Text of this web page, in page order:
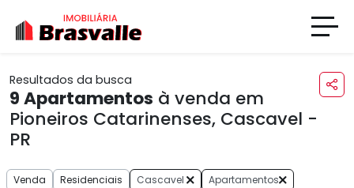
Resultados da busca
9Apartamentos à venda em
Pioneiros Catarinenses, Cascavel -
PR
Venda Residenciais Cascavel
Apartamentos